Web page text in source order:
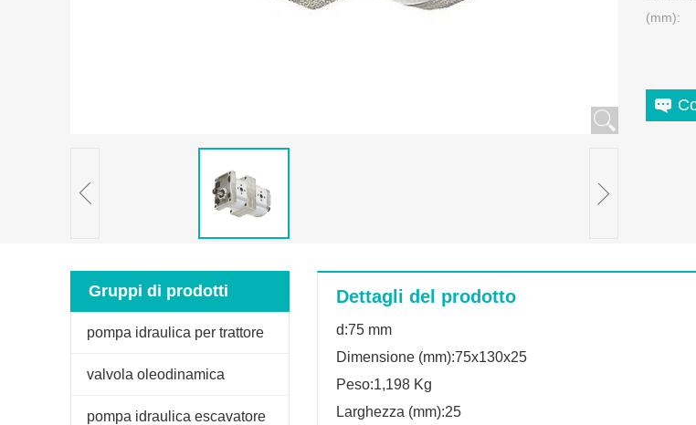
(mm):
Gruppi di prodotti
pompa idraulica per trattore
valvola oleodinamica
pompa idraulica escavatore
Dettagli del prodotto
d:75 mm
Dimensione (mm):75x130x25
Peso:1,198 Kg
Larghezza (mm):25